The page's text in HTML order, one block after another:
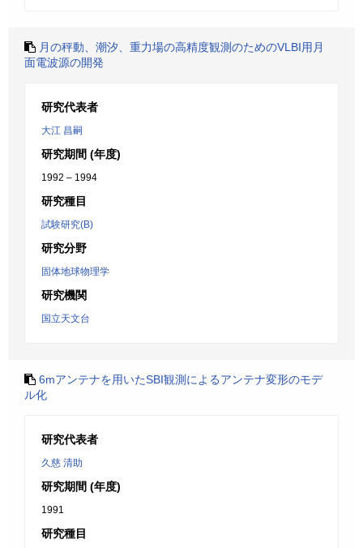
月の秤動、潮汐、重力場の高精度観測のためのVLBI用月
面電波源の開発
研究代表者
大江 昌嗣
研究期間 (年度)
1992 – 1994
研究種目
試験研究(B)
研究分野
固体地球物理学
研究機関
国立天文台
6mアンテナを用いたSBI観測によるアンテナ変形のモデ
ル化
研究代表者
久慈 清助
研究期間 (年度)
1991
研究種目